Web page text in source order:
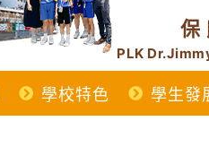
PLK
學校特色 學生發